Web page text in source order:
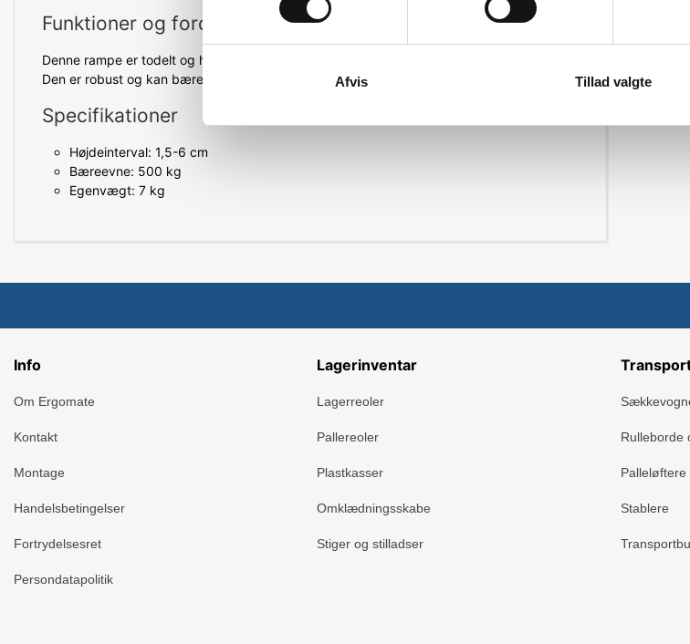
Afvis Tillad valgte
Funktioner og fordele
Denne rampe er todelt og har en rillet overflade, som sikrer, at den er sikker at bruge.
Den er robust og kan bære op til 500 kg, hvilket gør den velegnet til mange formål.
Specifikationer
Højdeinterval: 1,5-6 cm
Bæreevne: 500 kg
Egenvægt: 7 kg
Info
Om Ergomate
Kontakt
Montage
Handelsbetingelser
Fortrydelsesret
Persondatapolitik
Lagerinventar
Lagerreoler
Pallereoler
Plastkasser
Omklædningsskabe
Stiger og stilladser
Rulleborde
Palleløftere
Stablere